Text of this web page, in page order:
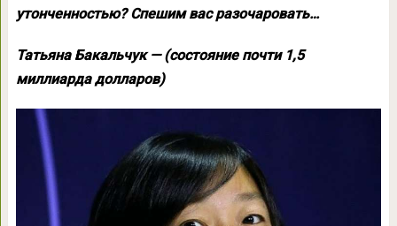
утонченностью? Спешим вас разочаровать…
Татьяна Бакальчук — (состояние почти 1,5
миллиарда долларов)